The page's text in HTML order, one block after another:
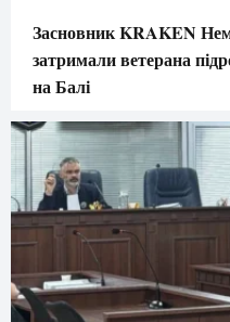
Засновник KRAKEN
затримали ветерана
на Балі